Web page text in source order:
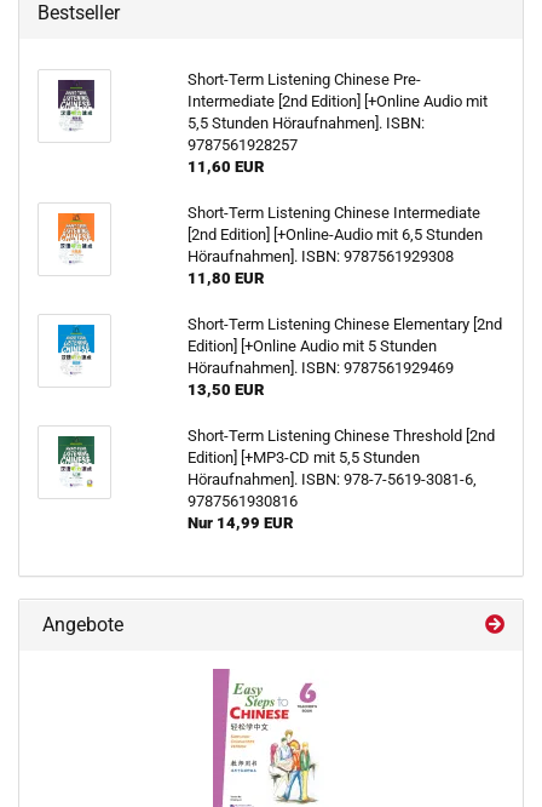
Bestseller
Short-Term Listening Chinese Pre-
Intermediate [2nd Edition] [+Online Audio mit
5,5 Stunden Höraufnahmen]. ISBN:
9787561928257
11,60 EUR
Short-Term Listening Chinese Intermediate
[2nd Edition] [+Online-Audio mit 6,5 Stunden
Höraufnahmen]. ISBN: 9787561929308
11,80 EUR
Short-Term Listening Chinese Elementary [2nd
Edition] [+Online Audio mit 5 Stunden
Höraufnahmen]. ISBN: 9787561929469
13,50 EUR
Short-Term Listening Chinese Threshold [2nd
Edition] [+MP3-CD mit 5,5 Stunden
Höraufnahmen]. ISBN: 978-7-5619-3081-6,
9787561930816
Nur 14,99 EUR
Angebote